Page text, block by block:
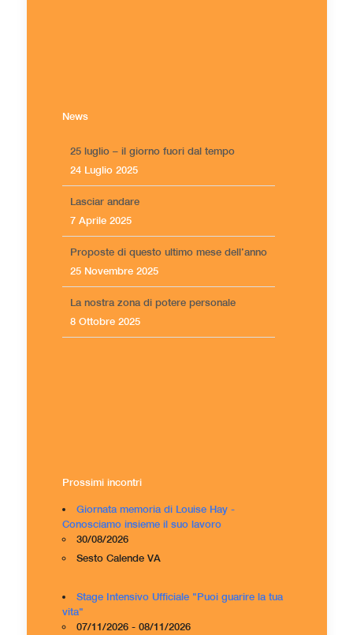
News
25 luglio – il giorno fuori dal tempo
24 Luglio 2025
Lasciar andare
7 Aprile 2025
Proposte di questo ultimo mese dell’anno
25 Novembre 2025
La nostra zona di potere personale
8 Ottobre 2025
Prossimi incontri
Giornata memoria di Louise Hay -
Conosciamo insieme il suo lavoro
30/08/2026
Sesto Calende VA
Stage Intensivo Ufficiale "Puoi guarire la tua
vita"
07/11/2026 - 08/11/2026